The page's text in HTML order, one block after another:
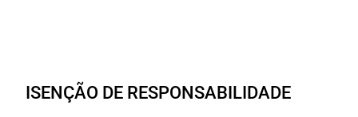
ISENÇÃO DE RESPONSABILIDADE